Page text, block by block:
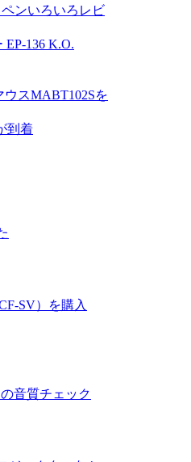
ンいろいろレビ
EP-136 K.O.
スMABT102Sを
到着
SV）を購入
音質チェック